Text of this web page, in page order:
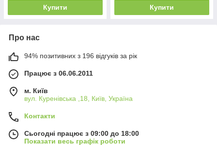
Купити Купити
Про нас
94% позитивних з 196 відгуків за рік
Працює з 06.06.2011
м. Київ
вул. Куренівська ,18, Київ, Україна
Контакти
Сьогодні працює з 09:00 до 18:00
Показати весь графік роботи